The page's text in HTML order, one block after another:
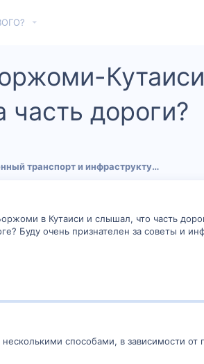
часть дороги?
Общественный транспорт и инфраструктура
в Кутаиси и слышал, что часть
Буду очень признателен за советы и
способами, в зависимости